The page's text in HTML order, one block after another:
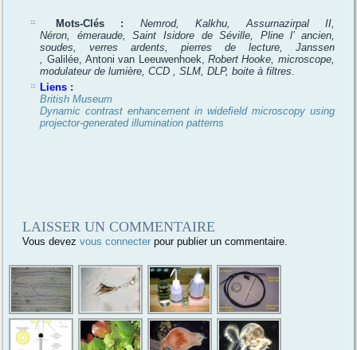
Mots-Clés : Nemrod, Kalkhu, Assurnazirpal II,
Néron, émeraude, Saint Isidore de Séville, Pline l’ ancien,
soudes, verres ardents, pierres de lecture, Janssen
Galilée, Antoni van Leeuwenhoek, Robert Hooke, microscope,
modulateur de lumière, CCD , SLM, DLP, boite à filtres.
Liens :
British Museum
Dynamic contrast enhancement in wideﬁeld microscopy using
projector-generated illumination patterns
LAISSER UN COMMENTAIRE
Vous devezvous connecter pour publier un commentaire.